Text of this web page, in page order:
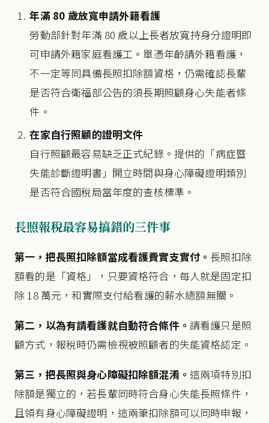
年滿 80 歲放寬申請外籍看護
勞動部針對年滿 80 歲以上長者放寬持身分證明即
可申請外籍家庭看護工。單憑年齡請外籍看護，
不一定等同具備長照扣除額資格，仍需確認長輩
是否符合衛福部公告的須長期照顧身心失能者條
件。
在家自行照顧的證明文件
自行照顧最容易缺乏正式紀錄。提供的「病症暨
失能診斷證明書」開立時間與身心障礙證明類別
是否符合國稅局當年度的查核標準。
長照報稅最容易搞錯的三件事
第一，把長照扣除額當成看護費實支實付。 長照扣除
額看的是「資格」，只要資格符合，每人就是固定扣
除 18 萬元，和實際支付給看護的薪水總額無關。
第二，以為有請看護就自動符合條件。 請看護只是照
顧方式，報稅時仍需檢視被照顧者的失能資格認定。
第三，把長照與身心障礙扣除額混淆。 這兩項特別扣
除額是獨立的，若長輩同時符合身心失能長照條件，
且領有身心障礙證明，這兩筆扣除額可以同時申報，